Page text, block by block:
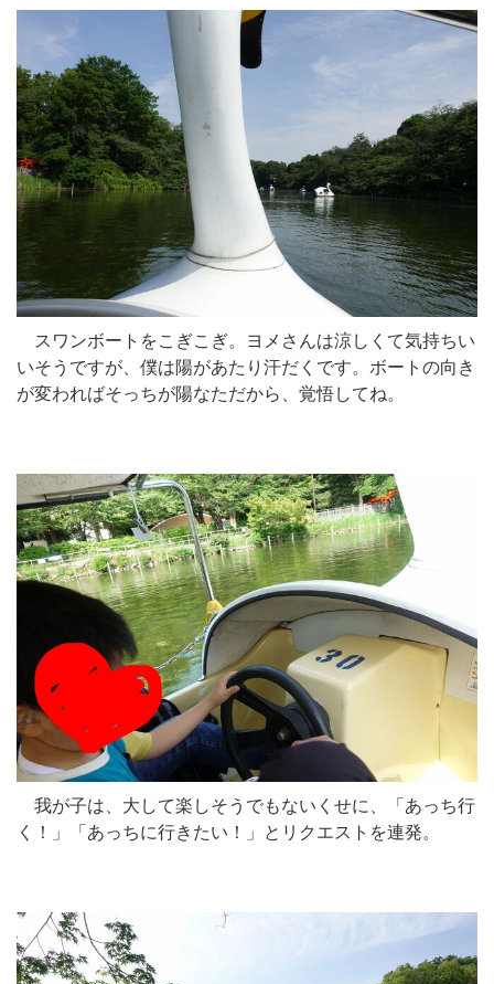
スワンボートをこぎこぎ。ヨメさんは涼しくて気持ちい
いそうですが、僕は陽があたり汗だくです。ボートの向き
が変わればそっちが陽なただから、覚悟してね。
我が子は、大して楽しそうでもないくせに、「あっち行
く！」「あっちに行きたい！」とリクエストを連発。